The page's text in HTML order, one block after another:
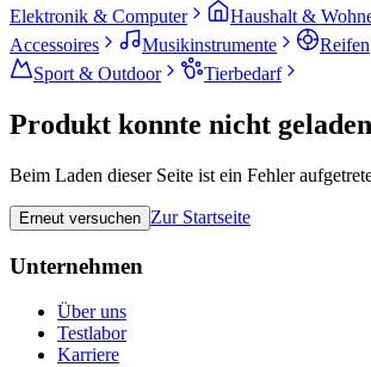
Elektronik & Computer
Haushalt &
Accessoires
Musikinstrumente Reifen
Sport & Outdoor
Tierbedarf
Produkt konnte nicht
Beim Laden dieser Seite ist ein Fehler
Erneut versuchen Zur Startseite
Unternehmen
Über uns
Testlabor
Karriere